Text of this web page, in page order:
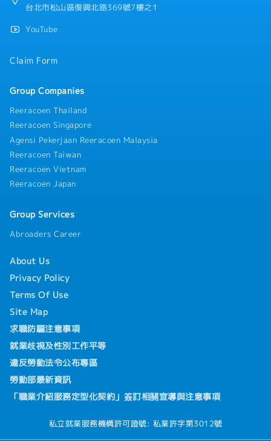
台北市松山區復興北路369號7樓之1
YouTube
Claim Form
Group Companies
Reeracoen Thailand
Reeracoen Singapore
Agensi Pekerjaan Reeracoen Malaysia
Reeracoen Taiwan
Reeracoen Vietnam
Reeracoen Japan
Group Services
Abroaders Career
About Us
Privacy Policy
Terms Of Use
Site Map
求職防騙注意事項
就業歧視及性別工作平等
違反勞動法令公布專區
勞動部最新資訊
「職業介紹服務定型化契約」簽訂相關宣導與注意事項
私立就業服務機構許可證號: 私業許字第3012號